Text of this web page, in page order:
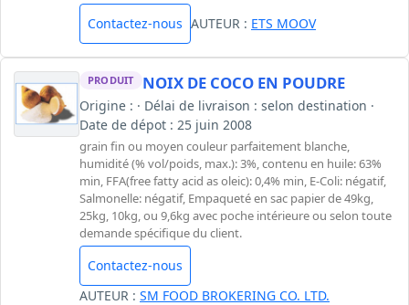
Contactez-nous AUTEUR : ETS MOOV
PRODUIT NOIX DE COCO EN POUDRE
Origine : · Délai de livraison : selon destination ·
Date de dépot : 25 juin 2008
grain fin ou moyen couleur parfaitement blanche,
humidité (% vol/poids, max.): 3%, contenu en huile: 63%
min, FFA(free fatty acid as oleic): 0,4% min, E-Coli: négatif,
Salmonelle: négatif, Empaqueté en sac papier de 49kg,
25kg, 10kg, ou 9,6kg avec poche intérieure ou selon toute
demande spécifique du client.
Contactez-nous
AUTEUR : SM FOOD BROKERING CO. LTD.